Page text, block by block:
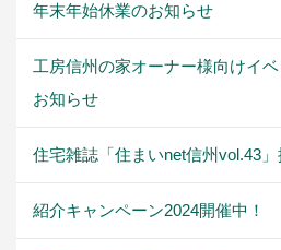
年末年始休業のお知らせ
工房信州の家オーナー様向けイ
お知らせ
住宅雑誌「住まいnet信州vol.43
紹介キャンペーン2024開催中！